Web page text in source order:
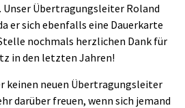
Übertragungsleiter Roland
er sich ebenfalls eine Dauerkarte
nochmals herzlichen Dank für
in den letzten Jahren!
keinen neuen Übertragungsleiter
darüber freuen, wenn sich jemand